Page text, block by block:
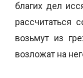
благих дел
рассчитаться
возьмут из
возложат на